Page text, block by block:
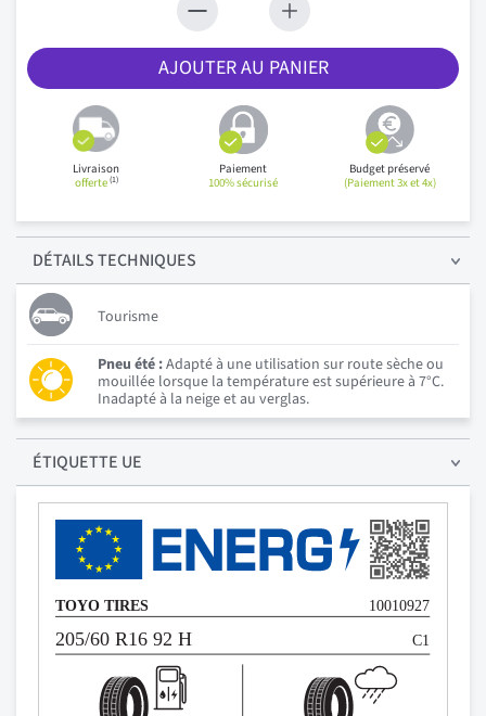
AJOUTER AU PANIER
Livraison
offerte(1)
Paiement
100% sécurisé
Budget préservé
(Paiement 3x et 4x)
DÉTAILSTECHNIQUES
Tourisme
Pneu été :Adapté à une utilisation sur route sèche ou
mouillée lorsque la température est supérieure à 7°C.
Inadapté à la neige et au verglas.
ÉTIQUETTE UE